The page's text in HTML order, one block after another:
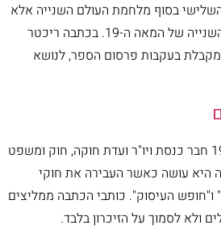
בסוף מלחמת העולם השנייה אלא
הרבה קודם לכן- במחצית השנייה של המאה ה-19. בכתבה ריכטר
בעקבות פרסום הספר, לנושא
אוריאל לין, היה בשנת 1992 חבר כנסת ויו"ר ועדת חוקה, חוק ומשפט
היא עושה כאשר העבירה את חוקי
ו"חופש העיסוק". כותבי הכתבה ממליצים
ולא לסמוך על הזיכרון בלבד.